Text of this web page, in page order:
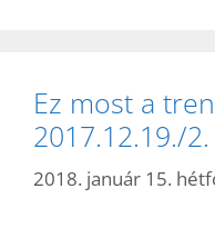
Ez most a
2017.12.19./2.
2018. január 15.